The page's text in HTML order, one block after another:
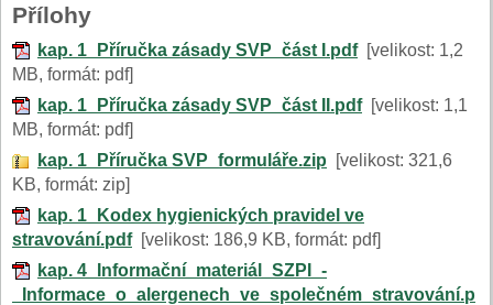
Přílohy
kap. 1_Příručka zásady SVP_část I.pdf [velikost: 1,2
MB, formát: pdf]
kap. 1_Příručka zásady SVP_část II.pdf [velikost: 1,1
MB, formát: pdf]
kap. 1_Příručka SVP_formuláře.zip
[velikost: 321,6
KB, formát: zip]
kap. 1_Kodex hygienických pravidel ve
stravování.pdf [velikost: 186,9 KB, formát: pdf]
kap. 4_Informační_materiál_SZPI_-
_Informace_o_alergenech_ve_společném_stravování.pdf